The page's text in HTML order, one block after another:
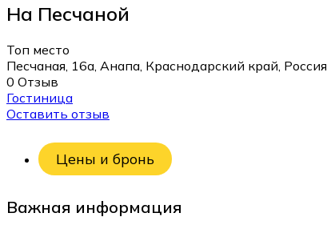
На Песчаной
Топ место
Песчаная, 16а, Анапа, Краснодарский край, Россия
0 Отзыв
Гостиница
Оставить отзыв
Цены и бронь
Важная информация